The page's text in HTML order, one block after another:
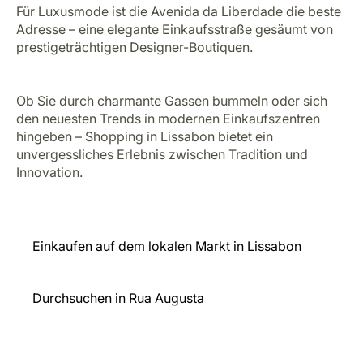
Für Luxusmode ist die Avenida da Liberdade die beste
Adresse – eine elegante Einkaufsstraße gesäumt von
prestigeträchtigen Designer-Boutiquen.
Ob Sie durch charmante Gassen bummeln oder sich
den neuesten Trends in modernen Einkaufszentren
hingeben – Shopping in Lissabon bietet ein
unvergessliches Erlebnis zwischen Tradition und
Innovation.
Einkaufen auf dem lokalen Markt in Lissabon
Durchsuchen in Rua Augusta